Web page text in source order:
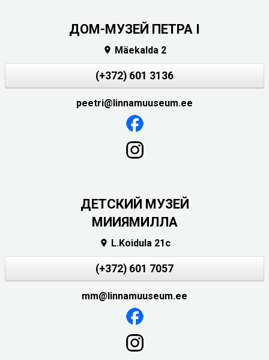
ДОМ-МУЗЕЙ ПЕТРА I
 Mäekalda 2
(+372) 601 3136
peetri@linnamuuseum.ee
ДЕТСКИЙ МУЗЕЙ
МИИЯМИЛЛА
 L.Koidula 21c
(+372) 601 7057
mm@linnamuuseum.ee